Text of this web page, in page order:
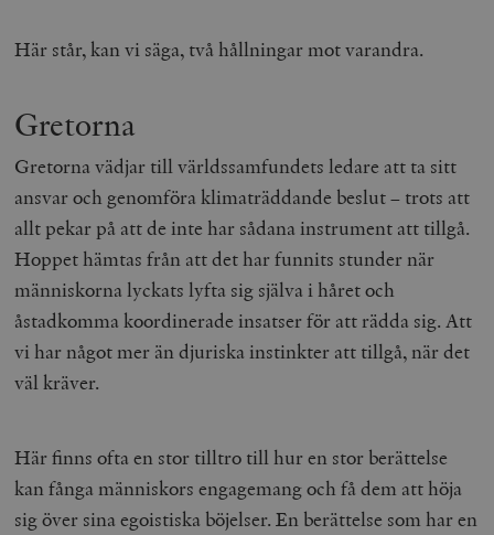
Här står, kan vi säga, två hållningar mot varandra.
Gretorna
Gretorna vädjar till världssamfundets ledare att ta sitt
ansvar och genomföra klimaträddande beslut – trots att
allt pekar på att de inte har sådana instrument att tillgå.
Hoppet hämtas från att det har funnits stunder när
människorna lyckats lyfta sig själva i håret och
åstadkomma koordinerade insatser för att rädda sig. Att
vi har något mer än djuriska instinkter att tillgå, när det
väl kräver.
Här finns ofta en stor tilltro till hur en stor berättelse
kan fånga människors engagemang och få dem att höja
sig över sina egoistiska böjelser. En berättelse som har en